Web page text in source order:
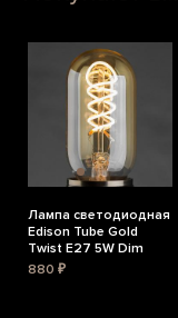
Лампа светодиодная
Edison Tube Gold
Twist E27 5W Dim
880 ₽